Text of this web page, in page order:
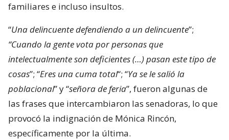
familiares e incluso insultos.
“Una delincuente defendiendo a un delincuente”;
“Cuando la gente vota por personas que
intelectualmente son deficientes (…) pasan este tipo de
cosas”; “Eres una cuma total“; “Ya se le salió la
poblacional” y “señora de feria”, fueron algunas de
las frases que intercambiaron las senadoras, lo que
provocó la indignación de Mónica Rincón,
específicamente por la última.